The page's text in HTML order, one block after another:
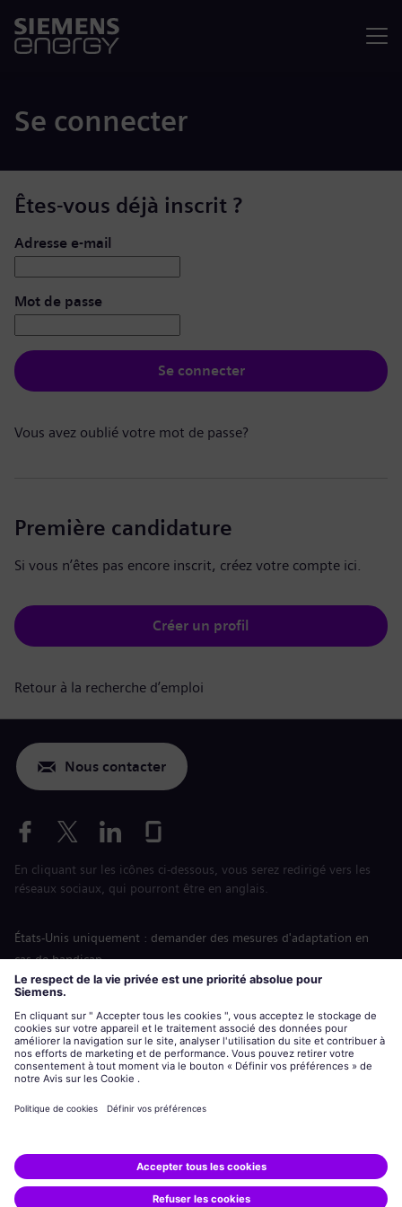
Se connecter
Êtes-vous déjà inscrit ?
Se connecter : nom d’utilisateur et mot de passe
Adresse e-mail
Mot de passe
Se connecter
Vous avez oublié votre mot de passe?
Première candidature
Si vous n’êtes pas encore inscrit, créez votre compte ici.
Créer un profil
Retour à la recherche d’emploi
Nous contacter
En cliquant sur les icônes ci-dessous, vous serez redirigé vers les
réseaux sociaux, qui pourront être en anglais.
États-Unis uniquement : demander des mesures d'adaptation en
cas de handicap
Labor Condition Application (Formulaire sur les conditions
siemens-energy.comSite Internet international
Informations sur l’entreprise
Avis de confidentialité
Siemens Energy est une marque déposée de Siemens AG.